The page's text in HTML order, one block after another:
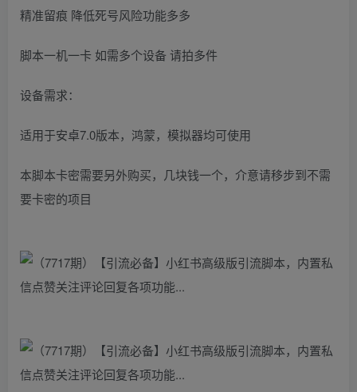
精准留痕 降低死号风险功能多多
脚本一机一卡 如需多个设备 请拍多件
设备需求：
适用于安卓7.0版本，鸿蒙，模拟器均可使用
本脚本卡密需要另外购买，几块钱一个，介意请移步到不需
要卡密的项目